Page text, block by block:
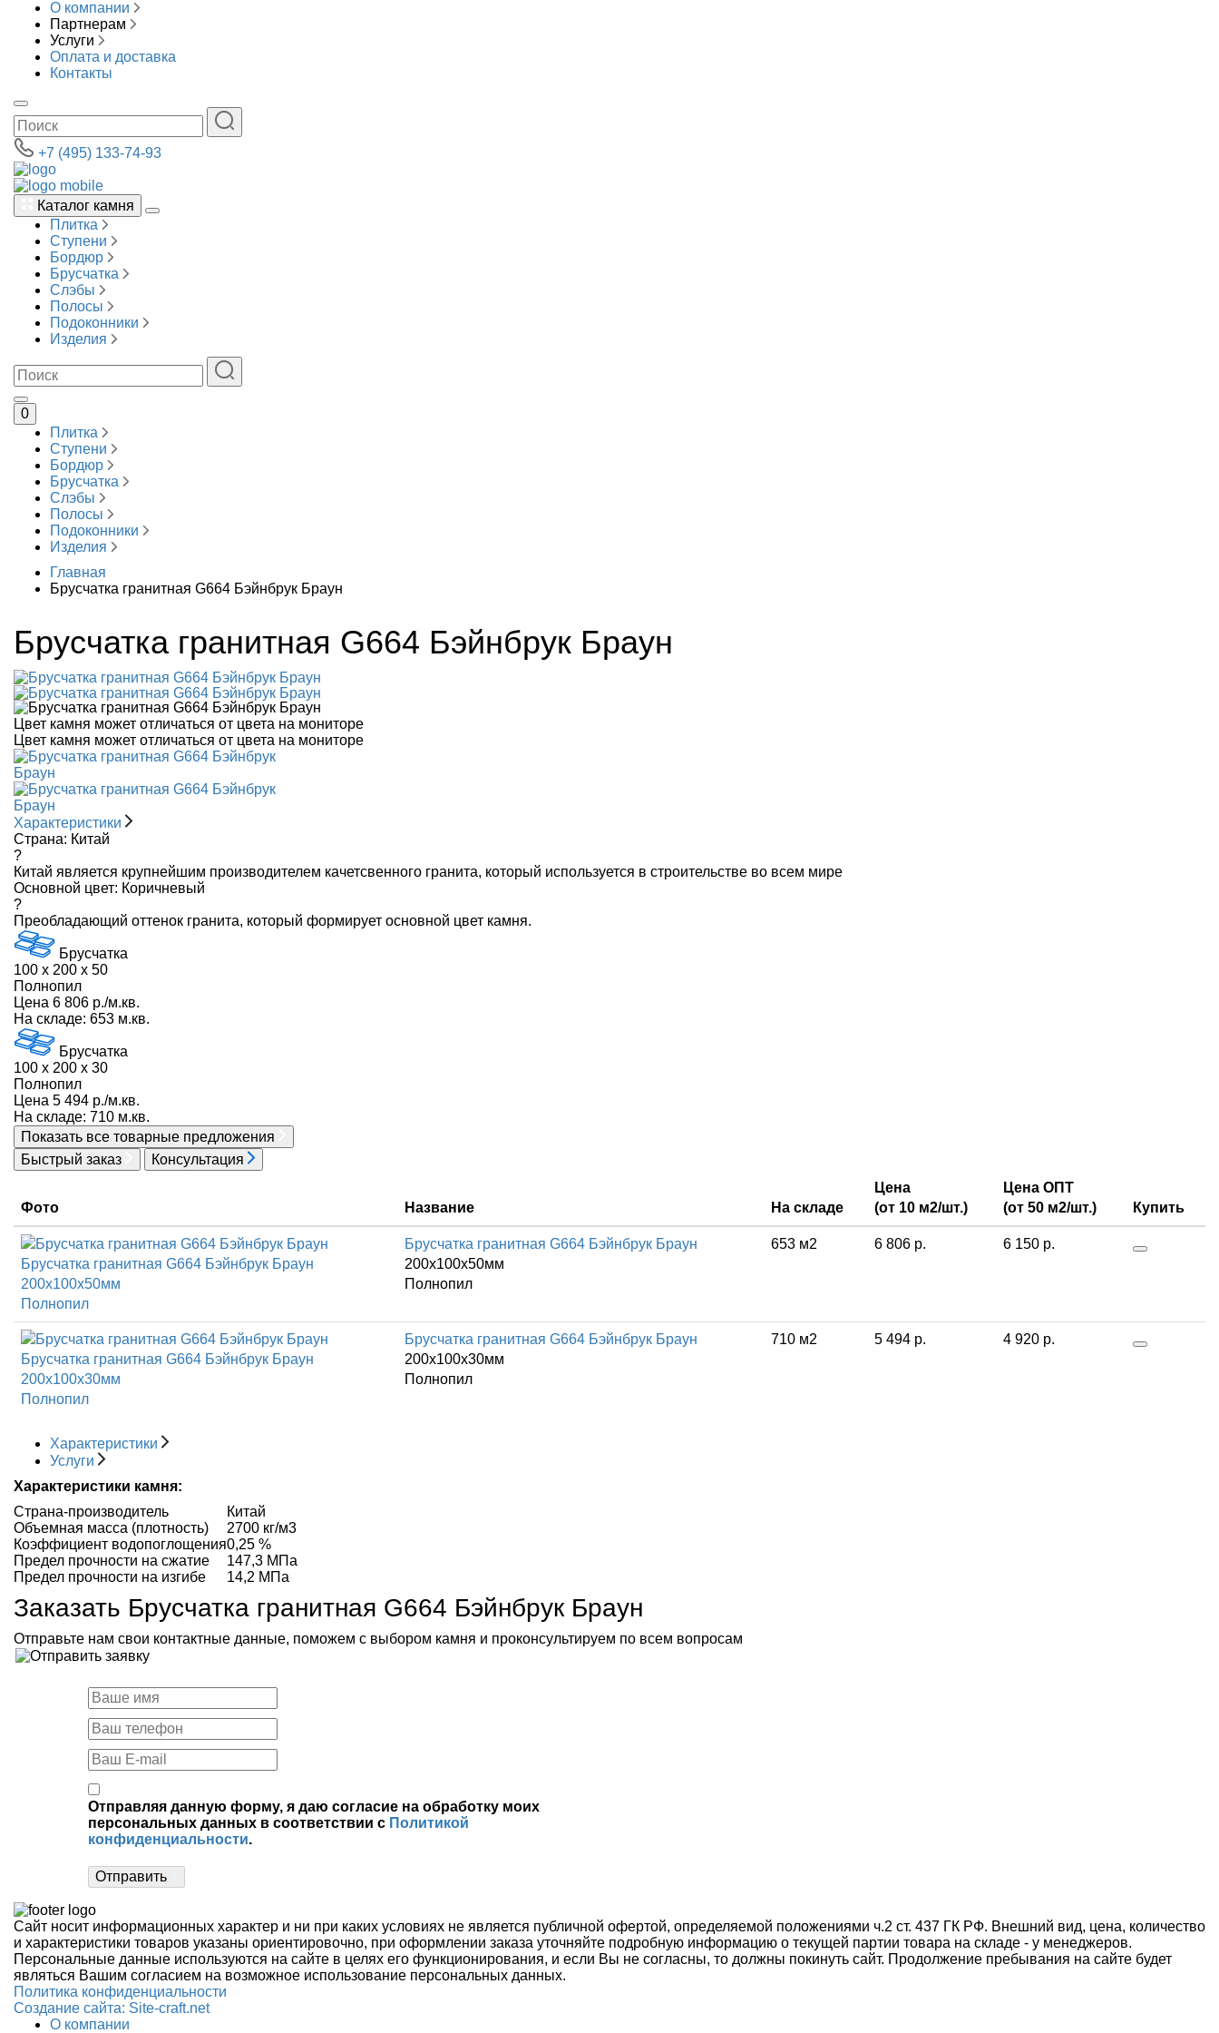
О компании
Партнерам
Услуги
Оплата и доставка
Контакты
+7 (495) 133-74-93
Каталог камня
Плитка
Ступени
Бордюр
Брусчатка
Слэбы
Полосы
Подоконники
Изделия
0
Плитка
Ступени
Бордюр
Брусчатка
Слэбы
Полосы
Подоконники
Изделия
Главная
Брусчатка гранитная G664 Бэйнбрук Браун
Брусчатка гранитная G664 Бэйнбрук Браун
Цвет камня может отличаться от цвета на мониторе
Цвет камня может отличаться от цвета на мониторе
Характеристики
Страна: Китай
?
Китай является крупнейшим производителем качетсвенного гранита, который используется в строительстве во всем мире
Основной цвет: Коричневый
?
Преобладающий оттенок гранита, который формирует основной цвет камня.
Брусчатка
100 x 200 x 50
Полнопил
Цена 6 806 р./м.кв.
На складе: 653 м.кв.
Брусчатка
100 x 200 x 30
Полнопил
Цена 5 494 р./м.кв.
На складе: 710 м.кв.
Показать все товарные предложения
Быстрый заказ
Консультация
Фото Название На складе
Цена
(от 10 м2/шт.)
Цена ОПТ
(от 50 м2/шт.)
Купить
Брусчатка гранитная G664 Бэйнбрук Браун
200x100x50мм
Полнопил
Брусчатка гранитная G664 Бэйнбрук Браун
200x100x50мм
Полнопил
653 м2 6 806 р. 6 150 р.
Брусчатка гранитная G664 Бэйнбрук Браун
200x100x30мм
Полнопил
Брусчатка гранитная G664 Бэйнбрук Браун
200x100x30мм
Полнопил
710 м2 5 494 р. 4 920 р.
Характеристики
Услуги
Характеристики камня:
Страна-производитель
Китай
Объемная масса (плотность)
2700 кг/м3
Коэффициент водопоглощения0,25 %
Предел прочности на сжатие
147,3 МПа
Предел прочности на изгибе
14,2 МПа
Заказать Брусчатка гранитная G664 Бэйнбрук Браун
Отправьте нам свои контактные данные, поможем с выбором камня и проконсультируем по всем вопросам
Отправляя данную форму, я даю согласие на обработку моих
персональных данных в соответствии с Политикой
конфиденциальности.
Отправить
Сайт носит информационных характер и ни при каких условиях не является публичной офертой, определяемой положениями ч.2 ст. 437 ГК РФ. Внешний вид, цена, количество
и характеристики товаров указаны ориентировочно, при оформлении заказа уточняйте подробную информацию о текущей партии товара на складе - у менеджеров.
Персональные данные используются на сайте в целях его функционирования, и если Вы не согласны, то должны покинуть сайт. Продолжение пребывания на сайте будет
являться Вашим согласием на возможное использование персональных данных.
Политика конфиденциальности
Создание сайтa: Site-craft.net
О компании